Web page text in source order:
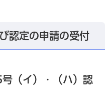
認定の申請の受付
（イ）・（ハ）認